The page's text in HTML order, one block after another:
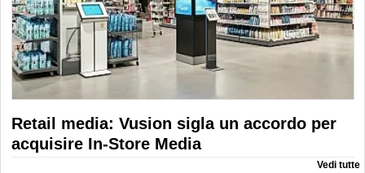
Retail media: Vusion sigla un accordo per
acquisire In-Store Media
Vedi tutte